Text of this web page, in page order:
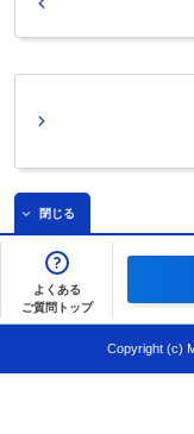
閉じる
よくある
ご質問トップ
Copyright (c)